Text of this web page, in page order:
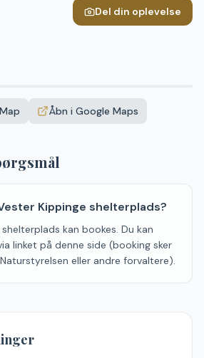
Del din oplevelse
Åbn i Google Maps
Kippinge shelterplads?
kan bookes. Du kan
linket på denne side (booking sker
eller andre forvaltere).